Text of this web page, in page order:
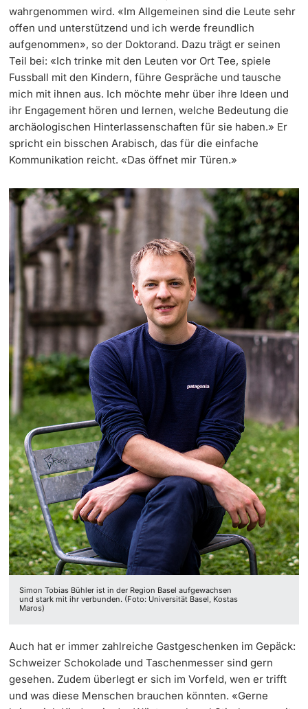
wahrgenommen wird. «Im Allgemeinen sind die Leute sehr
offen und unterstützend und ich werde freundlich
aufgenommen», so der Doktorand. Dazu trägt er seinen
Teil bei: «Ich trinke mit den Leuten vor Ort Tee, spiele
Fussball mit den Kindern, führe Gespräche und tausche
mich mit ihnen aus. Ich möchte mehr über ihre Ideen und
ihr Engagement hören und lernen, welche Bedeutung die
archäologischen Hinterlassenschaften für sie haben.» Er
spricht ein bisschen Arabisch, das für die einfache
Kommunikation reicht. «Das öffnet mir Türen.»
Simon Tobias Bühler ist in der Region Basel aufgewachsen
und stark mit ihr verbunden. (Foto: Universität Basel, Kostas
Maros)
Auch hat er immer zahlreiche Gastgeschenken im Gepäck:
Schweizer Schokolade und Taschenmesser sind gern
gesehen. Zudem überlegt er sich im Vorfeld, wen er trifft
und was diese Menschen brauchen könnten. «Gerne